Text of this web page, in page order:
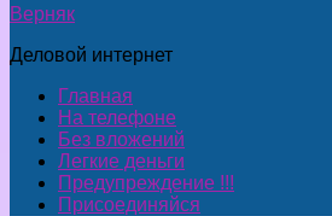
Верняк
Деловой интернет
Главная
На телефоне
Без вложений
Легкие деньги
Предупреждение !!!
Присоединяйся